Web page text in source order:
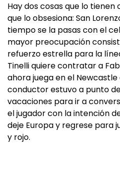
Hay dos cosas que lo
que lo obsesiona: San
tiempo se la pasas con el
mayor preocupación
refuerzo estrella para la
Tinelli quiere contratar a
ahora juega en el
conductor estuvo a punto
vacaciones para ir a
el jugador con la intención
deje Europa y regrese para
y rojo.